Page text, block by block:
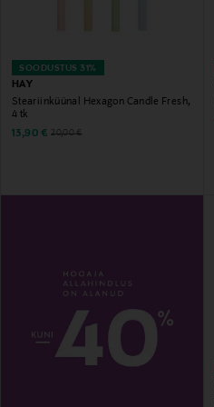
SOODUSTUS 31%
HAY
Steariinküünal Hexagon Candle Fresh,
4 tk
Discounted Price
13,90 € Original Price
20,00 €